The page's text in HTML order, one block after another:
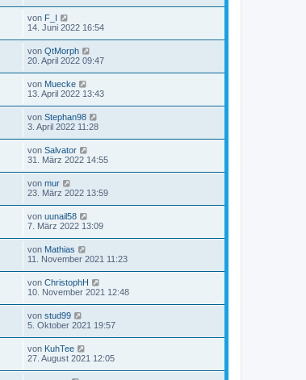
von F_I
14. Juni 2022 16:54
von QtMorph
20. April 2022 09:47
von Muecke
13. April 2022 13:43
von Stephan98
3. April 2022 11:28
von Salvator
31. März 2022 14:55
von mur
23. März 2022 13:59
von uunail58
7. März 2022 13:09
von Mathias
11. November 2021 11:23
von ChristophH
10. November 2021 12:48
von stud99
5. Oktober 2021 19:57
von KuhTee
27. August 2021 12:05